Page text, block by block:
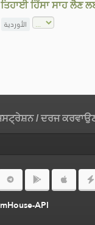
ਹਿੱਸਾ ਸਾਹ ਲੈਣ
الأوردية
/ ਦਰਜ
API